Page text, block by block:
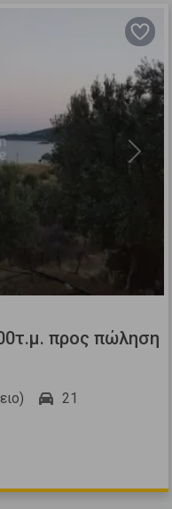
Next
προς πώληση
21